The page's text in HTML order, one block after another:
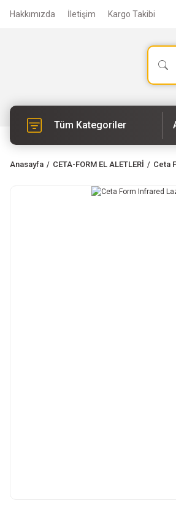
Hakkımızda İletişim Kargo Takibi
Tüm Kategoriler
Anasayfa CETA-FORM EL ALETLERİ Ceta